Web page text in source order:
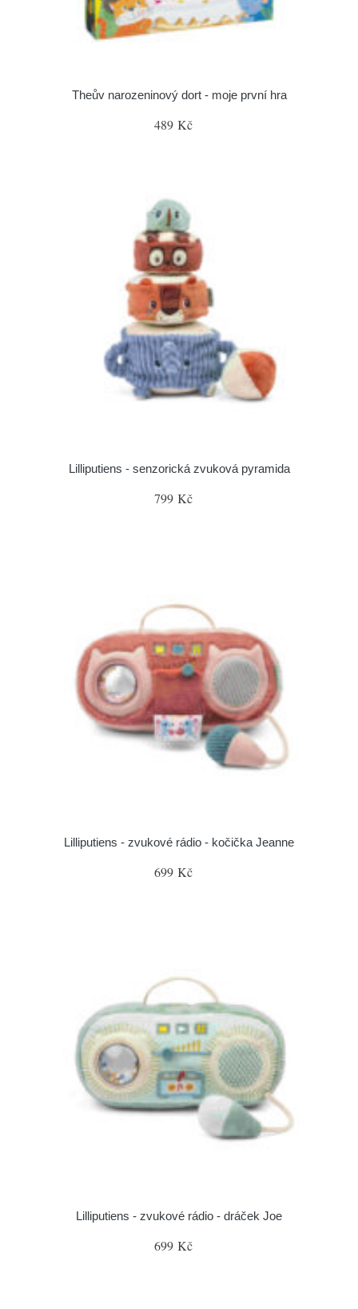
Theův narozeninový dort - moje první hra
489 Kč
Lilliputiens - senzorická zvuková pyramida
799 Kč
Lilliputiens - zvukové rádio - kočička Jeanne
699 Kč
Lilliputiens - zvukové rádio - dráček Joe
699 Kč